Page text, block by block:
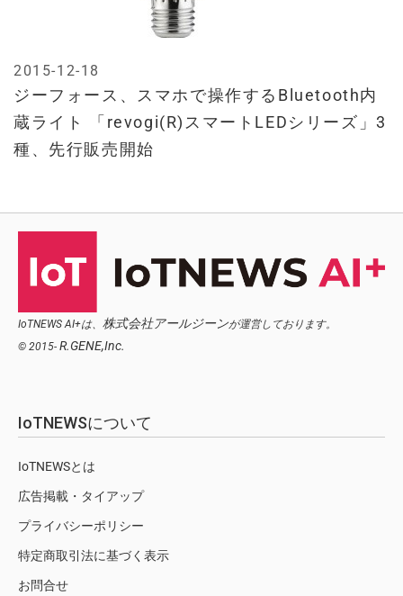
ジーフォース、スマホで操作するBluetooth内
蔵ライト 「revogi(R)スマートLEDシリーズ」3
種、先行販売開始
2015-12-18
IoTNEWS AI+は、 株式会社アールジーンが運営しております。
© 2015- R.GENE,Inc.
IoTNEWSについて
IoTNEWSとは
広告掲載・タイアップ
プライバシーポリシー
特定商取引法に基づく表示
お問合せ